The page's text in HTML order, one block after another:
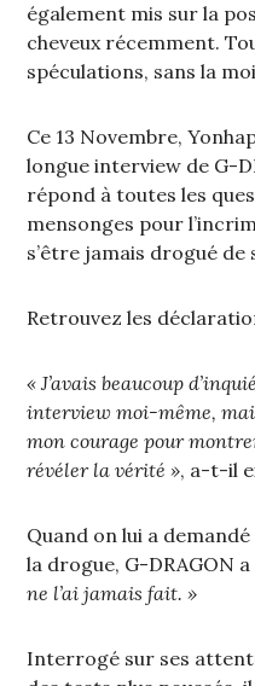
également mis sur la
cheveux récemment.
spéculations, sans la
Ce 13 Novembre,
longue interview de G-
répond à toutes les
mensonges pour
s’être jamais drogué de
Retrouvez les
« J’avais beaucoup
interview moi-même,
mon courage pour
révéler la vérité », a-t-il
Quand on lui a
la drogue, G-DRAGON
ne l’ai jamais fait. »
Interrogé sur ses